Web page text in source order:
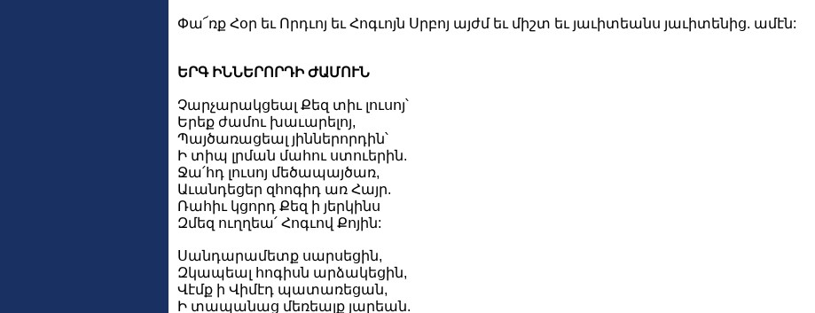
Փա՜ռք Հօր եւ Որդւոյ եւ Հոգւոյն Սրբոյ այժմ եւ միշտ եւ յաւիտեանս յաւիտենից. ամէն:
ԵՐԳ ԻՆՆԵՐՈՐԴԻ ԺԱՄՈՒՆ
Չարչարակցեալ Քեզ տիւ լուսոյ՝
Երեք ժամու խաւարելոյ,
Պայծառացեալ յիններորդին՝
Ի տիպ լրման մահու ստուերին.
Ջա՛հդ լուսոյ մեծապայծառ,
Աւանդեցեր զհոգիդ առ Հայր.
Ռահիւ կցորդ Քեզ ի յերկինս
Զմեզ ուղղեա՛ Հոգւով Քոյին:
Սանդարամետք սարսեցին,
Զկապեալ հոգիսն արձակեցին,
Վէմք ի Վիմէդ պատառեցան,
Ի տապանաց մեռեալք յարեան.